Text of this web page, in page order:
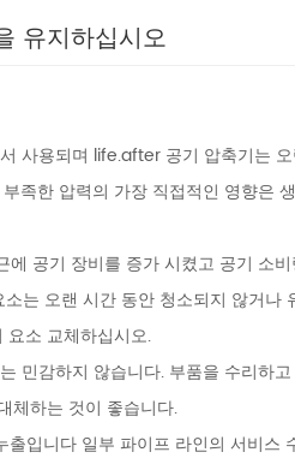
유지하십시오
사용되며 life.after 공기 압축기는
족한 압력의 가장 직접적인 영향은
에 공기 장비를 증가 시켰고 공기 소
는 오랜 시간 동안 청소되지 않거나
요소 교체하십시오.
민감하지 않습니다. 부품을 수리하
체하는 것이 좋습니다.
입니다 일부 파이프 라인의 서비스